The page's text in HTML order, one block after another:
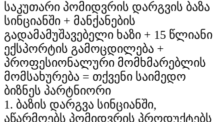
საკუთარი პომიდვრის დარგვის ბაზა
სინციანში + მანქანების
გადამამუშავებელი ხაზი + 15 წლიანი
ექსპორტის გამოცდილება +
პროფესიონალური მომხმარებლის
მომსახურება = თქვენი საიმედო
ბიზნეს პარტნიორი
1. ბაზის დარგვა სინციანში,
აწარმოებს პომიდვრის პროდუქტებს